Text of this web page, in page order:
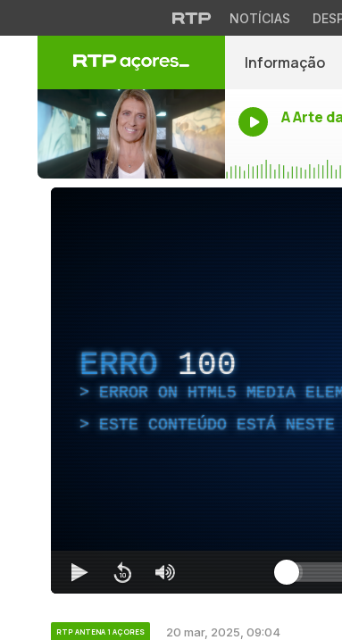
NOTÍCIAS
Informação
A Arte
ERRO 100
ERROR ON HTML5 MEDIA
ESTE CONTEÚDO ESTÁ
RTP ANTENA 1 AÇORES 20 mar, 2025, 09:04